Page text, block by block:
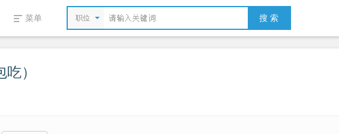
菜单 职位 搜 索
）